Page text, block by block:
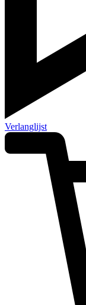
Verlanglijst